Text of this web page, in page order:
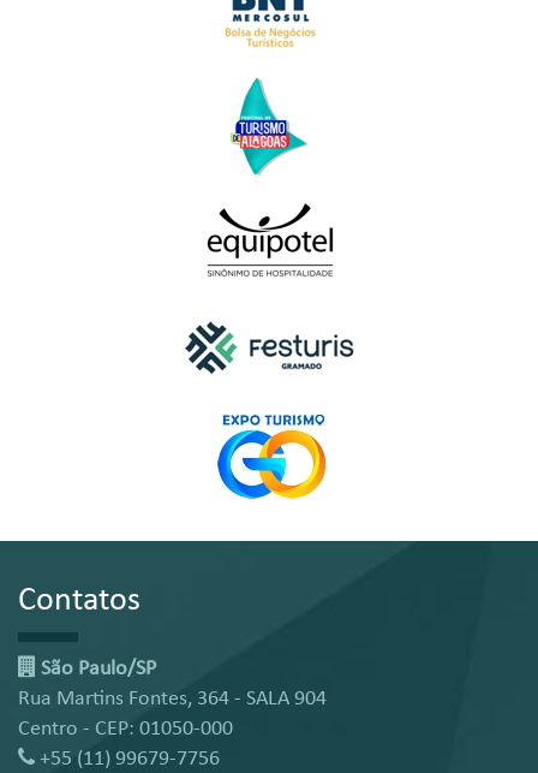
Contatos
São Paulo/SP
Rua Martins Fontes, 364 - SALA 904
Centro - CEP: 01050-000
+55 (11) 99679-7756